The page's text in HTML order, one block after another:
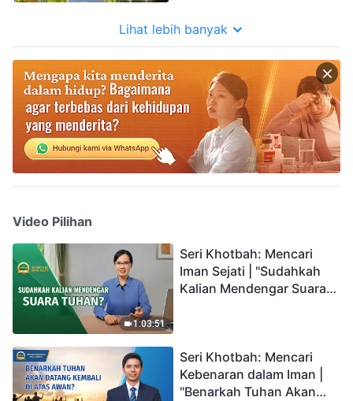
Lihat lebih banyak
Video Pilihan
1:03:51
Seri Khotbah: Mencari
Iman Sejati | "Sudahkah
Kalian Mendengar Suara
Seri Khotbah: Mencari
Kebenaran dalam Iman |
"Benarkah Tuhan Akan